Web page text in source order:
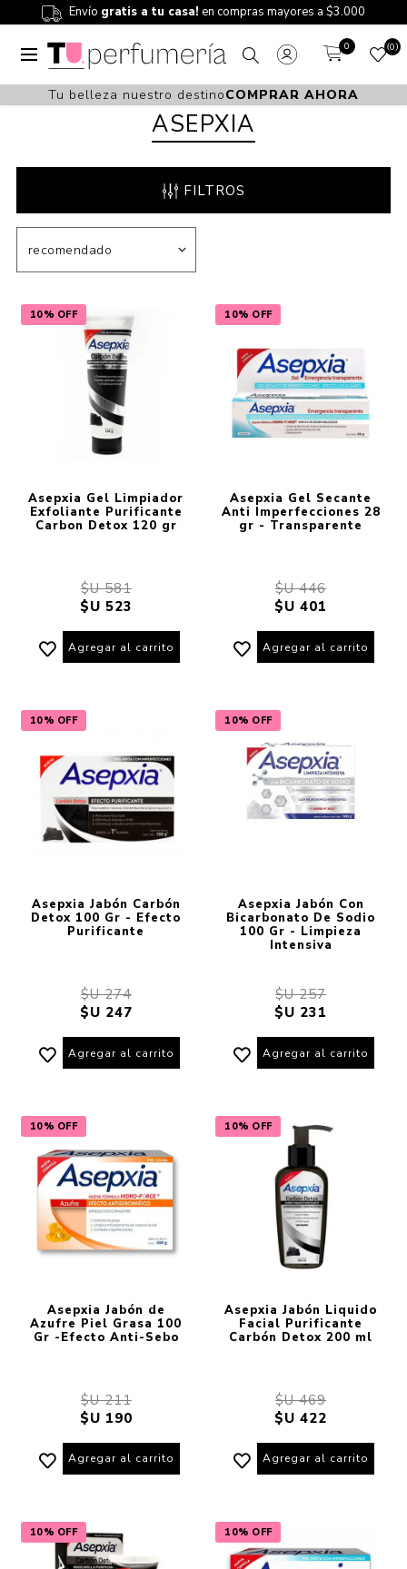
Envío gratis a tu casa! en compras mayores a $3.000
0 0
Tu belleza nuestro destinoCOMPRAR AHORA
ASEPXIA
FILTROS
10% OFF
Asepxia Gel Limpiador
Exfoliante Purificante
Carbon Detox 120 gr
$U 581
$U 523
Agregar al carrito
10% OFF
Asepxia Gel Secante
Anti Imperfecciones 28
gr - Transparente
$U 446
$U 401
Agregar al carrito
10% OFF
Asepxia Jabón Carbón
Detox 100 Gr - Efecto
Purificante
$U 274
$U 247
Agregar al carrito
10% OFF
Asepxia Jabón Con
Bicarbonato De Sodio
100 Gr - Limpieza
Intensiva
$U 257
$U 231
Agregar al carrito
10% OFF
Asepxia Jabón de
Azufre Piel Grasa 100
Gr -Efecto Anti-Sebo
$U 211
$U 190
Agregar al carrito
10% OFF
Asepxia Jabón Liquido
Facial Purificante
Carbón Detox 200 ml
$U 469
$U 422
Agregar al carrito
10% OFF 10% OFF